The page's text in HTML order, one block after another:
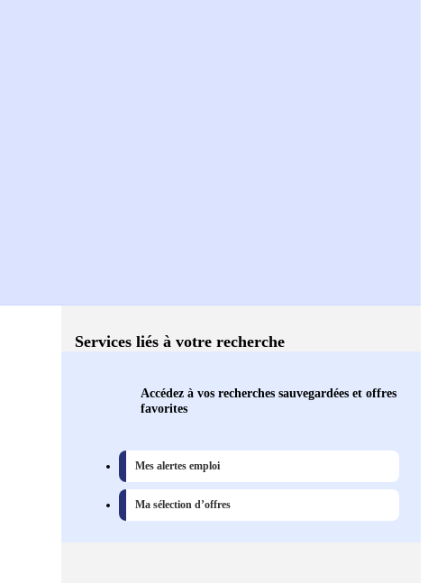
Services liés à votre recherche
Accédez à vos recherches sauvegardées et offres
favorites
Mes alertes emploi
Ma sélection d’offres